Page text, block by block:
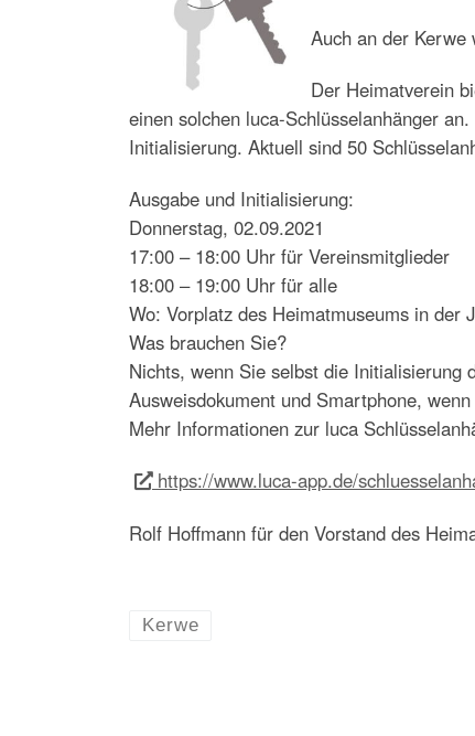
Auch an der Kerwe
Der Heimatverein
einen solchen luca-Schlüsselanhänger
Initialisierung. Aktuell sind 50
Ausgabe und Initialisierung:
Donnerstag, 02.09.2021
17:00 – 18:00 Uhr für Vereinsmitglieder
18:00 – 19:00 Uhr für alle
Wo: Vorplatz des Heimatmuseums in der
Was brauchen Sie?
Nichts, wenn Sie selbst die Initialisierung
Ausweisdokument und Smartphone,
Mehr Informationen zur luca
https://www.luca-app.de/
Rolf Hoffmann für den Vorstand des
Kerwe